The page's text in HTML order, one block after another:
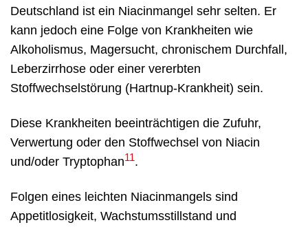
Deutschland ist ein Niacinmangel sehr selten. Er
kann jedoch eine Folge von Krankheiten wie
Alkoholismus, Magersucht, chronischem Durchfall,
Leberzirrhose oder einer vererbten
Stoffwechselstörung (Hartnup-Krankheit) sein.
Diese Krankheiten beeinträchtigen die Zufuhr,
Verwertung oder den Stoffwechsel von Niacin
und/oder Tryptophan11.
Folgen eines leichten Niacinmangels sind
Appetitlosigkeit, Wachstumsstillstand und